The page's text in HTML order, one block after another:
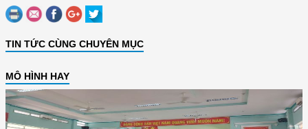
TIN TỨC CÙNG CHUYÊN MỤC
MÔ HÌNH HAY